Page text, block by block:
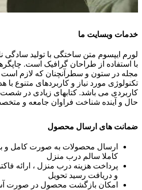
خدمات وبسایت ما
لورم ایپسوم متن ساختگی با تولید
با استفاده از طراحان گرافیک است.
مجله در ستون و سطرآنچنان که لازم
تکنولوژی مورد نیاز و کاربردهای متنوع با
کاربردی می باشد. کتابهای زیادی در
حال و آینده شناخت فراوان جامعه و
ضمانت های ارسال محصول
ارسال محصولات به صورت کامل و
کاملا سالم درب منزل
پرداخت هزینه درب منزل ، ارائه
و دریافت رسید تحویل
امکان بازگشت محصول در صورت